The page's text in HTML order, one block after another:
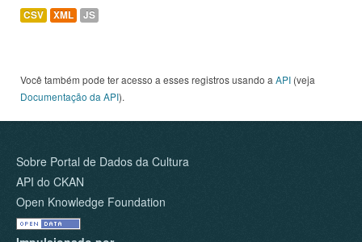
CSV XML JS
Você também pode ter acesso a esses registros usando a API (veja
Documentação da API).
Sobre Portal de Dados da Cultura
API do CKAN
Open Knowledge Foundation